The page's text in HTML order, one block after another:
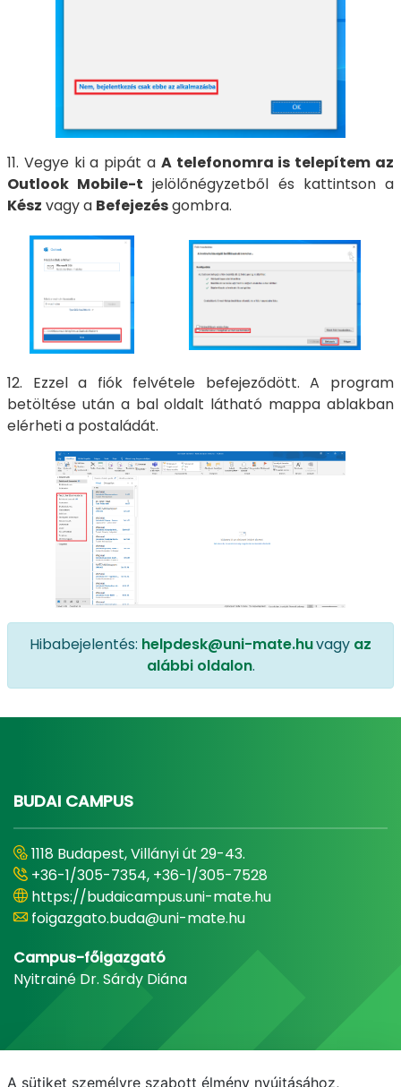
11. Vegye ki a pipát a A telefonomra is telepítem az
Outlook Mobile-t jelölőnégyzetből és kattintson a
Kész vagy a Befejezésgombra.
12. Ezzel a fiók felvétele befejeződött. A program
betöltése után a bal oldalt látható mappa ablakban
elérheti a postaládát.
Hibabejelentés: helpdesk@uni-mate.huvagy az
alábbi oldalon.
BUDAI CAMPUS
1118 Budapest, Villányi út 29-43.
+36-1/305-7354, +36-1/305-7528
https://budaicampus.uni-mate.hu
foigazgato.buda@uni-mate.hu
Campus-főigazgató
Nyitrainé Dr. Sárdy Diána
A sütiket személyre szabott élmény nyújtásához,